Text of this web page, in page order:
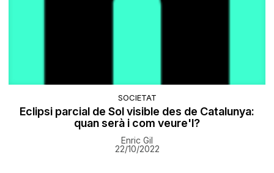
SOCIETAT
Eclipsi parcial de Sol visible des de Catalunya:
quan serà i com veure'l?
Enric Gil
22/10/2022